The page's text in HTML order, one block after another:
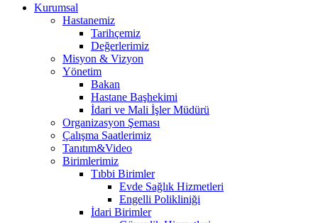
Kurumsal
Hastanemiz
Tarihçemiz
Değerlerimiz
Misyon & Vizyon
Yönetim
Bakan
Hastane Başhekimi
İdari ve Mali İşler Müdürü
Organizasyon Şeması
Çalışma Saatlerimiz
Tanıtım&Video
Birimlerimiz
Tıbbi Birimler
Evde Sağlık Hizmetleri
Engelli Polikliniği
İdari Birimler